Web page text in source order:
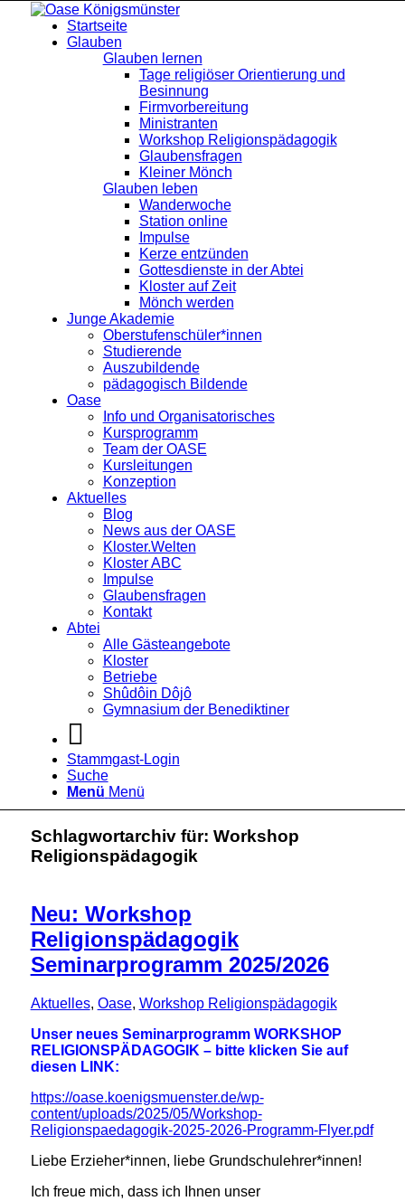
Startseite
Glauben
Glauben lernen
Tage religiöser Orientierung und
Besinnung
Firmvorbereitung
Ministranten
Workshop Religionspädagogik
Glaubensfragen
Kleiner Mönch
Glauben leben
Wanderwoche
Station online
Impulse
Kerze entzünden
Gottesdienste in der Abtei
Kloster auf Zeit
Mönch werden
Junge Akademie
Oberstufenschüler*innen
Studierende
Auszubildende
pädagogisch Bildende
Oase
Info und Organisatorisches
Kursprogramm
Team der OASE
Kursleitungen
Konzeption
Aktuelles
Blog
News aus der OASE
Kloster.Welten
Kloster ABC
Impulse
Glaubensfragen
Kontakt
Abtei
Alle Gästeangebote
Kloster
Betriebe
Shûdôin Dôjô
Gymnasium der Benediktiner
Stammgast-Login
Suche
Menü Menü
Schlagwortarchiv für: Workshop
Religionspädagogik
Neu: Workshop
Religionspädagogik
Seminarprogramm 2025/2026
Aktuelles, Oase, Workshop Religionspädagogik
Unser neues Seminarprogramm WORKSHOP
RELIGIONSPÄDAGOGIK – bitte klicken Sie auf
diesen LINK:
https://oase.koenigsmuenster.de/wp-
content/uploads/2025/05/Workshop-
Religionspaedagogik-2025-2026-Programm-Flyer.pdf
Liebe Erzieher*innen, liebe Grundschulehrer*innen!
Ich freue mich, dass ich Ihnen unser